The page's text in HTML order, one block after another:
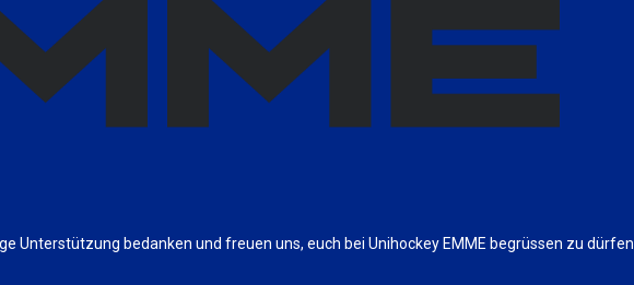
Unterstützung bedanken und freuen uns, euch bei Unihockey EMME begrüssen zu dürfen.